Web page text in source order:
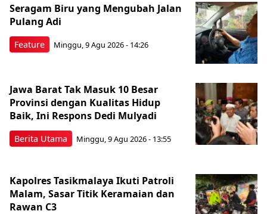
Feature
Seragam Biru yang Mengubah Jalan
Pulang Adi
Minggu, 9 Agu 2026 - 14:26
Berita Utama
Jawa Barat Tak Masuk 10 Besar
Provinsi dengan Kualitas Hidup
Baik, Ini Respons Dedi Mulyadi
Minggu, 9 Agu 2026 - 13:55
Kapolres Tasikmalaya Ikuti Patroli
Malam, Sasar Titik Keramaian dan
Rawan C3